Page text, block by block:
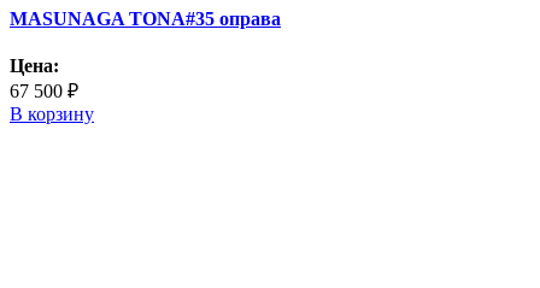
MASUNAGA TONA#35 оправа
Цена:
67 500 ₽
В корзину